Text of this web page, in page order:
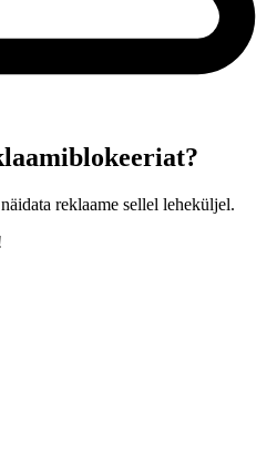
reklaame sellel leheküljel.